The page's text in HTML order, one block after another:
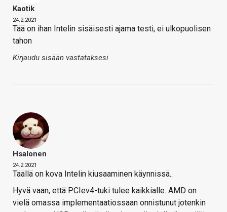
Kaotik
24.2.2021
Tää on ihan Intelin sisäisesti ajama testi, ei ulkopuolisen
tahon
Kirjaudu sisään vastataksesi
Hsalonen
24.2.2021
Täällä on kova Intelin kiusaaminen käynnissä..
Hyvä vaan, että PCIev4-tuki tulee kaikkialle. AMD on
vielä omassa implementaatiossaan onnistunut jotenkin